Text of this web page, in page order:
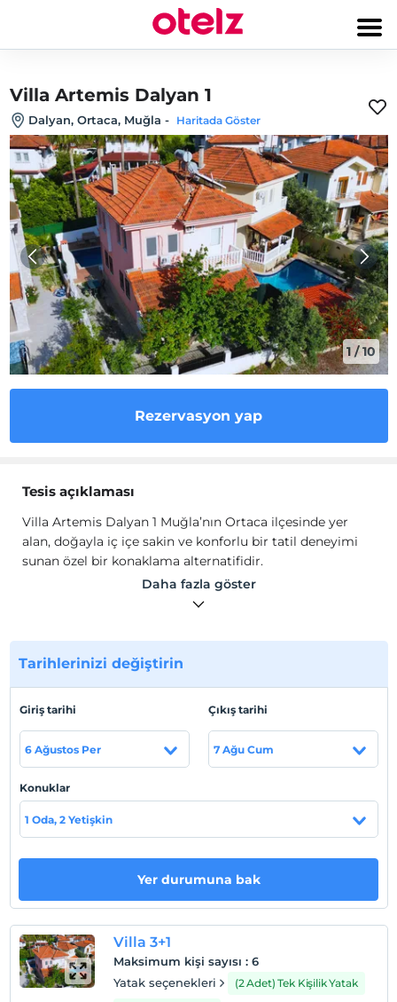
Villa Artemis Dalyan 1
Dalyan, Ortaca, Muğla - Haritada Göster
1 /10
Rezervasyon yap
Tesis açıklaması
Villa Artemis Dalyan 1 Muğla’nın Ortaca ilçesinde yer
alan, doğayla iç içe sakin ve konforlu bir tatil deneyimi
sunan özel bir konaklama alternatifidir.
Modern tasarımı, ferah yaşam alanları ve huzurlu
ortamıyla, aileler ve arkadaş grupları için ideal bir
kolay erişim imkânı sunar.
En erken saat 16:00 ve sonrası
Check/out
En geç saat 12:00 ve öncesi
Evcil Hayvan
Daha fazla göster
Tarihlerinizi değiştirin
Giriş tarihi
6 Ağustos Per
Çıkış tarihi
7 Ağu Cum
Konuklar
1 Oda, 2 Yetişkin
Yer durumuna bak
Villa 3+1
Maksimum kişi sayısı : 6
Yatak seçenekleri
(2 Adet) Tek Kişilik Yatak